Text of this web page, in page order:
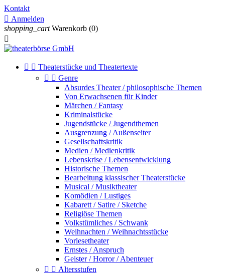
Kontakt
 Anmelden
shopping_cart Warenkorb (0)

  Theaterstücke und Theatertexte
  Genre
Absurdes Theater / philosophische Themen
Von Erwachsenen für Kinder
Märchen / Fantasy
Kriminalstücke
Jugendstücke / Jugendthemen
Ausgrenzung / Außenseiter
Gesellschaftskritik
Medien / Medienkritik
Lebenskrise / Lebensentwicklung
Historische Themen
Bearbeitung klassischer Theaterstücke
Musical / Musiktheater
Komödien / Lustiges
Kabarett / Satire / Sketche
Religiöse Themen
Volkstümliches / Schwank
Weihnachten / Weihnachtsstücke
Vorlesetheater
Ernstes / Anspruch
Geister / Horror / Abenteuer
  Altersstufen